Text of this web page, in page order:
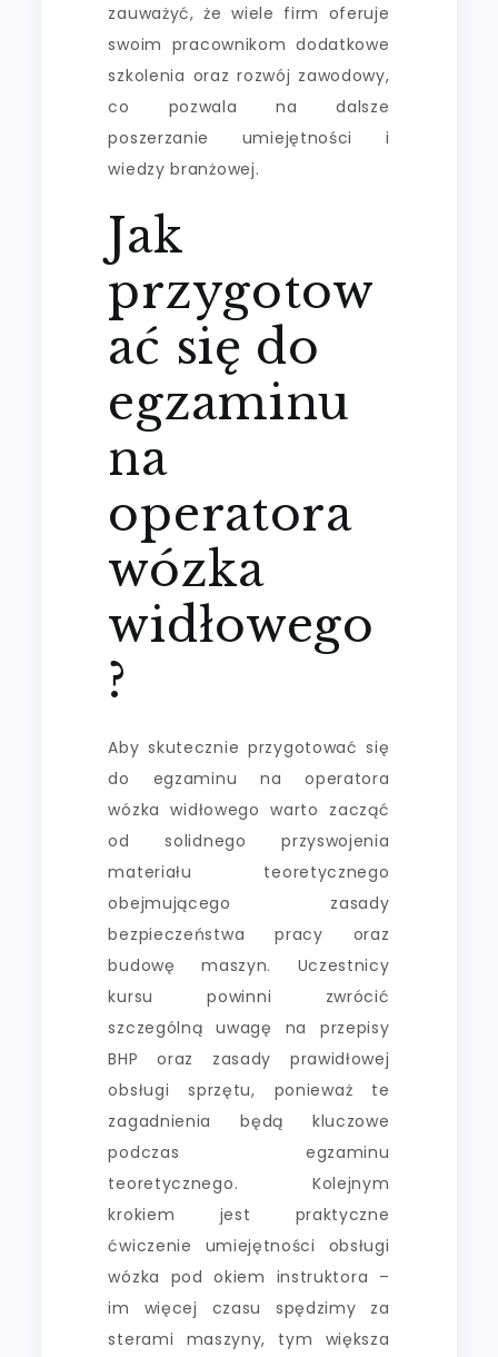
zauważyć, że wiele firm oferuje
swoim pracownikom dodatkowe
szkolenia oraz rozwój zawodowy,
co pozwala na dalsze
poszerzanie umiejętności i
wiedzy branżowej.
Jak
przygotow
ać się do
egzaminu
na
operatora
wózka
widłowego
?
Aby skutecznie przygotować się
do egzaminu na operatora
wózka widłowego warto zacząć
od solidnego przyswojenia
materiału teoretycznego
obejmującego zasady
bezpieczeństwa pracy oraz
budowę maszyn. Uczestnicy
kursu powinni zwrócić
szczególną uwagę na przepisy
BHP oraz zasady prawidłowej
obsługi sprzętu, ponieważ te
zagadnienia będą kluczowe
podczas egzaminu
teoretycznego. Kolejnym
krokiem jest praktyczne
ćwiczenie umiejętności obsługi
wózka pod okiem instruktora –
im więcej czasu spędzimy za
sterami maszyny, tym większa